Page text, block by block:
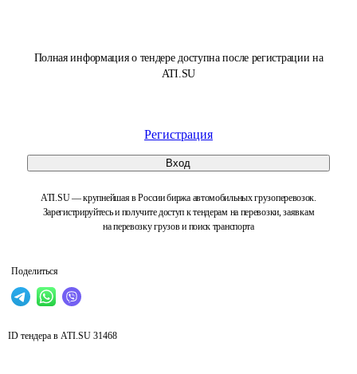
Полная информация о тендере доступна после регистрации на
ATI.SU
Регистрация
Вход
ATI.SU — крупнейшая в России биржа автомобильных грузоперевозок.
Зарегистрируйтесь и получите доступ к тендерам на перевозки, заявкам
на перевозку грузов и поиск транспорта
Поделиться
ID тендера в ATI.SU 31468